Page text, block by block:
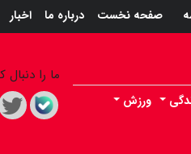
صفحه نخست درباره ما اخبار
ورزش
ما را دنبال